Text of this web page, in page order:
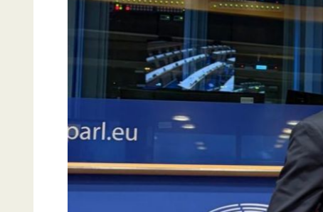
Articles
Bill Gates et les Junior-
monde
LeJuly 1, 2025